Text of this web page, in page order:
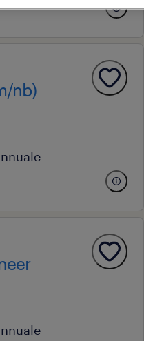
nb)